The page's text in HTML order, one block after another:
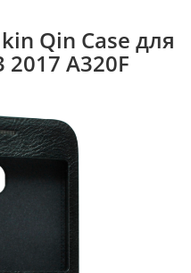
Qin Case для
2017 A320F